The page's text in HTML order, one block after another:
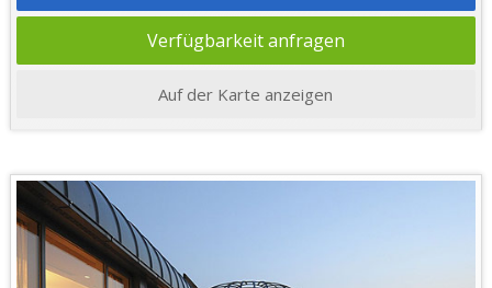
Verfügbarkeit anfragen
Auf der Karte anzeigen